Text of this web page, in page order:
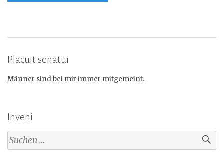
Placuit senatui
Männer sind bei mir immer mitgemeint.
Inveni
Suchen
nach: